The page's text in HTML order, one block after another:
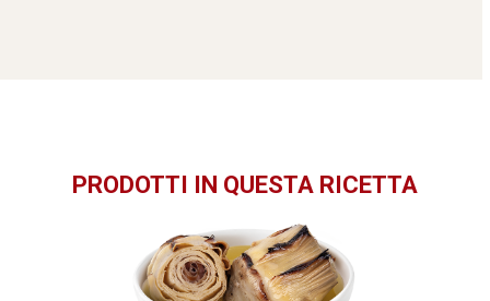
PRODOTTI IN QUESTA RICETTA